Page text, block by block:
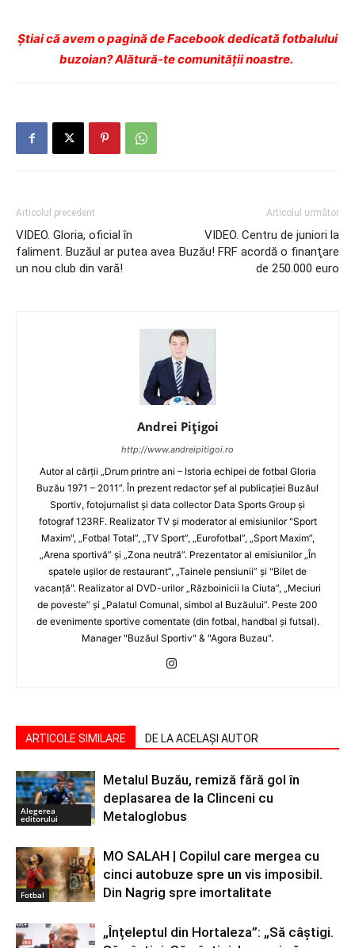
Ştiai că avem o pagină de Facebook dedicată fotbalului
buzoian? Alătură-te comunității noastre.
Articolul precedent
VIDEO. Gloria, oficial în
faliment. Buzăul ar putea avea
un nou club din vară!
Articolul următor
VIDEO. Centru de juniori la
Buzău! FRF acordă o finanţare
de 250.000 euro
Andrei Pițigoi
http://www.andreipitigoi.ro
Autor al cărţii „Drum printre ani – Istoria echipei de fotbal Gloria
Buzău 1971 – 2011”. În prezent redactor şef al publicaţiei Buzăul
Sportiv, fotojurnalist şi data collector Data Sports Group şi
fotograf 123RF. Realizator TV şi moderator al emisiunilor "Sport
Maxim", „Fotbal Total”, „TV Sport”, „Eurofotbal”, „Sport Maxim”,
„Arena sportivă” şi „Zona neutră”. Prezentator al emisiunilor „În
spatele uşilor de restaurant”, „Tainele pensiunii” şi "Bilet de
vacanţă". Realizator al DVD-urilor „Războinicii la Ciuta”, „Meciuri
de poveste” şi „Palatul Comunal, simbol al Buzăului”. Peste 200
de evenimente sportive comentate (din fotbal, handbal şi futsal).
Manager "Buzăul Sportiv" & "Agora Buzau".
ARTICOLE SIMILARE DE LA ACELAȘI AUTOR
Alegerea
editorului
Metalul Buzău, remiză fără gol în
deplasarea de la Clinceni cu
Metaloglobus
Fotbal
MO SALAH | Copilul care mergea cu
cinci autobuze spre un vis imposibil.
Din Nagrig spre imortalitate
„Înțeleptul din Hortaleza”: „Să câștigi.